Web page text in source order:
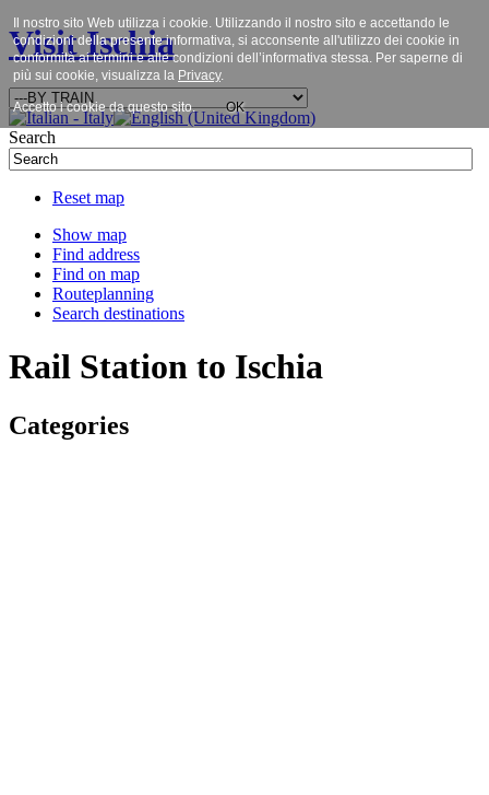
Visit Ischia
Search
Reset map
Show map
Find address
Find on map
Routeplanning
Search destinations
Rail Station to Ischia
Categories
Il nostro sito Web utilizza i cookie. Utilizzando il nostro sito e accettando le
condizioni della presente informativa, si acconsente all'utilizzo dei cookie in
conformità ai termini e alle condizioni dell’informativa stessa. Per saperne di
più sui cookie, visualizza la Privacy.
Accetto i cookie da questo sito. OK